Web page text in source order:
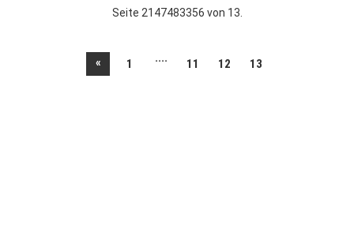
Seite 2147483356 von 13.
« 1 .... 11 12 13